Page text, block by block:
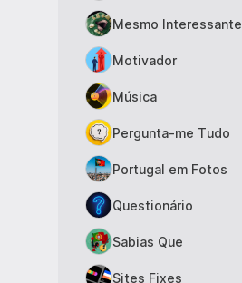
Mesmo Interessante
Motivador
Música
Pergunta-me Tudo
Portugal em Fotos
Questionário
Sabias Que
Sites Fixes